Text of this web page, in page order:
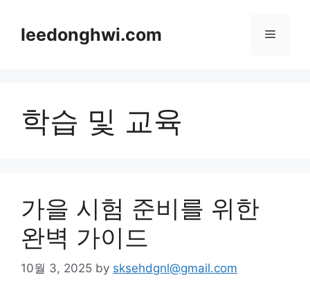
contentleedonghwi.com Menu
학습 및 교육
가을 시험 준비를 위한
완벽 가이드
10월 3, 2025 by sksehdgnl@gmail.com